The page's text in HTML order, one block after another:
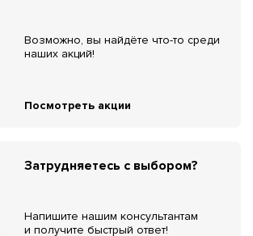
Возможно, вы найдёте что-то среди
наших акций!
Посмотреть акции
Затрудняетесь с выбором?
Напишите нашим консультантам
и получите быстрый ответ!